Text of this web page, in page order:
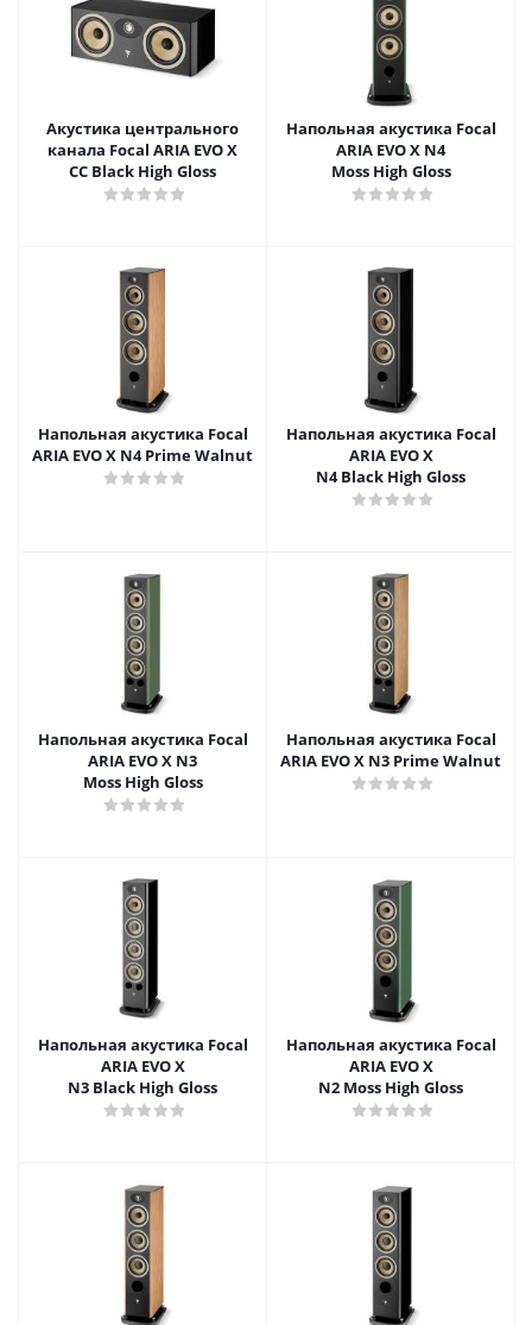
Акустика центрального
канала Focal ARIA EVO X
CC Black High Gloss
Напольная акустика Focal
ARIA EVO X N4
Moss High Gloss
Напольная акустика Focal
ARIA EVO X N4 Prime Walnut
Напольная акустика Focal
ARIA EVO X
N4 Black High Gloss
Напольная акустика Focal
ARIA EVO X N3
Moss High Gloss
Напольная акустика Focal
ARIA EVO X N3 Prime Walnut
Напольная акустика Focal
ARIA EVO X
N3 Black High Gloss
Напольная акустика Focal
ARIA EVO X
N2 Moss High Gloss